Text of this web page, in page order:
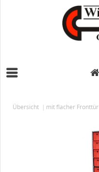
Übersicht mit flacher Fronttür